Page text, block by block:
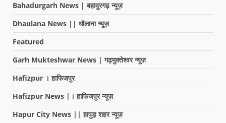
Bahadurgarh News | बहादुरगढ़ न्यूज़
Dhaulana News || धौलाना न्यूज़
Featured
Garh Mukteshwar News | गढ़मुक्तेश्वर न्यूज़
Hafizpur । हाफिजपुर
Hafizpur News |। हाफिजपुर न्यूज़
Hapur City News || हापुड़ शहर न्यूज़